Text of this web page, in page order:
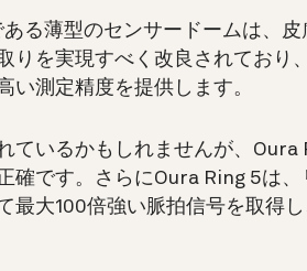
る薄型のセンサードームは、
りを実現すべく改良されており
い測定精度を提供します。
ているかもしれませんが、
確です。
さらにOura Ring 5は
最大100倍強い脈拍信号を取得